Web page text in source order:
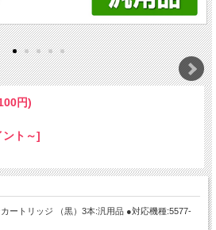
円)
ト～]
ートリッジ （黒）3本:汎用品 ●対応機種:5577-